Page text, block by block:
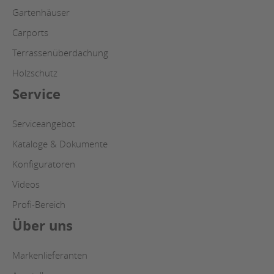
Gartenhäuser
Carports
Terrassenüberdachung
Holzschutz
Service
Serviceangebot
Kataloge & Dokumente
Konfiguratoren
Videos
Profi-Bereich
Über uns
Markenlieferanten